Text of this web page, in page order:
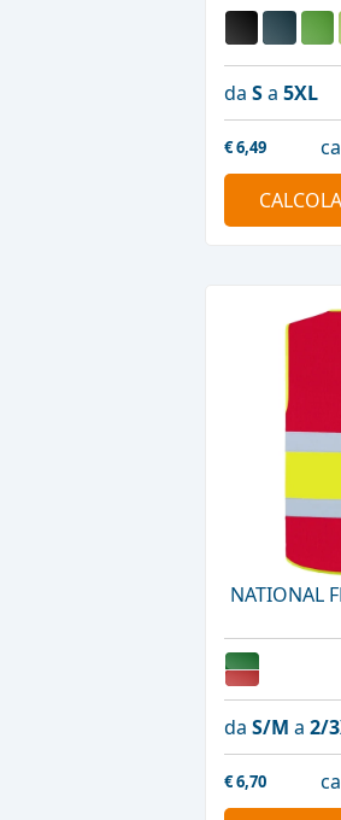
da Sa 5XL
€6,49
NATIONAL
da S/M a 2/
€6,70